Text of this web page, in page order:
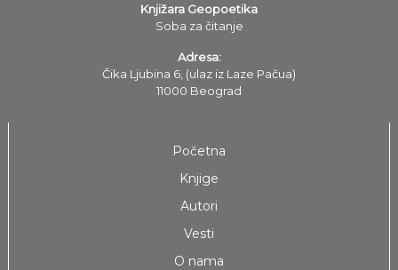
Knjižara Geopoetika
Soba za čitanje
Adresa:
Čika Ljubina 6, (ulaz iz Laze Pačua)
11000 Beograd
Početna
Knjige
Autori
Vesti
O nama